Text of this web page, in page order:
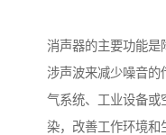
消声器的主要功能是
涉声波来减少噪音的
气系统、工业设备或
染，改善工作环境和